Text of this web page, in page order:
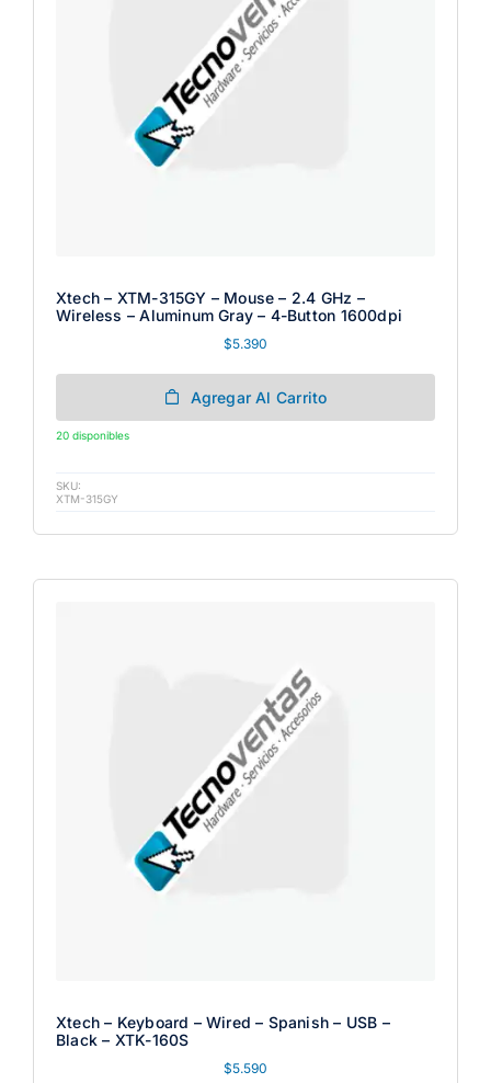
Xtech – XTM-315GY – Mouse – 2.4 GHz –
Wireless – Aluminum Gray – 4-Button 1600dpi
$5.390
Agregar Al Carrito
20 disponibles
SKU:
XTM-315GY
Xtech – Keyboard – Wired – Spanish – USB –
Black – XTK-160S
$5.590